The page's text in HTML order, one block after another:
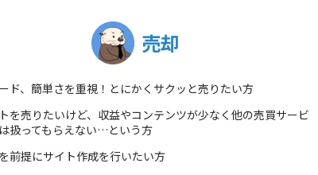
売却
ド、簡単さを重視！とにかくサクッと売りたい方
を売りたいけど、収益やコンテンツが少なく他の売買サービ
扱ってもらえない…という方
前提にサイト作成を行いたい方